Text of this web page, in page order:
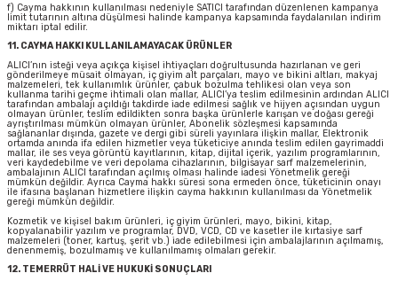
f) Cayma hakkının kullanılması nedeniyle SATICI tarafından düzenlenen kampanya
limit tutarının altına düşülmesi halinde kampanya kapsamında faydalanılan indirim
miktarı iptal edilir.
11. CAYMA HAKKI KULLANILAMAYACAK ÜRÜNLER
ALICI’nın isteği veya açıkça kişisel ihtiyaçları doğrultusunda hazırlanan ve geri
gönderilmeye müsait olmayan, iç giyim alt parçaları, mayo ve bikini altları, makyaj
malzemeleri, tek kullanımlık ürünler, çabuk bozulma tehlikesi olan veya son
kullanma tarihi geçme ihtimali olan mallar, ALICI’ya teslim edilmesinin ardından ALICI
tarafından ambalajı açıldığı takdirde iade edilmesi sağlık ve hijyen açısından uygun
olmayan ürünler, teslim edildikten sonra başka ürünlerle karışan ve doğası gereği
ayrıştırılması mümkün olmayan ürünler, Abonelik sözleşmesi kapsamında
sağlananlar dışında, gazete ve dergi gibi süreli yayınlara ilişkin mallar, Elektronik
ortamda anında ifa edilen hizmetler veya tüketiciye anında teslim edilen gayrimaddi
mallar, ile ses veya görüntü kayıtlarının, kitap, dijital içerik, yazılım programlarının,
veri kaydedebilme ve veri depolama cihazlarının, bilgisayar sarf malzemelerinin,
ambalajının ALICI tarafından açılmış olması halinde iadesi Yönetmelik gereği
mümkün değildir. Ayrıca Cayma hakkı süresi sona ermeden önce, tüketicinin onayı
ile ifasına başlanan hizmetlere ilişkin cayma hakkının kullanılması da Yönetmelik
gereği mümkün değildir.
Kozmetik ve kişisel bakım ürünleri, iç giyim ürünleri, mayo, bikini, kitap,
kopyalanabilir yazılım ve programlar, DVD, VCD, CD ve kasetler ile kırtasiye sarf
malzemeleri (toner, kartuş, şerit vb.) iade edilebilmesi için ambalajlarının açılmamış,
denenmemiş, bozulmamış ve kullanılmamış olmaları gerekir.
12. TEMERRÜT HALİ VE HUKUKİ SONUÇLARI